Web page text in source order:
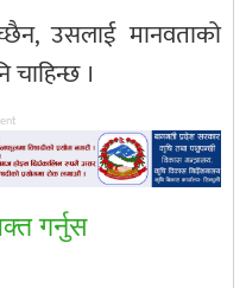
उसलाई मानवताको
।
गर्नुस